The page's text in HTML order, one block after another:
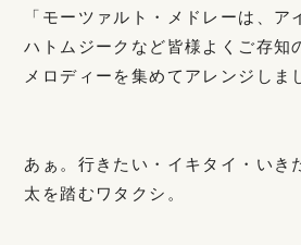
「モーツァルト・メドレーは、ア
ハトムジークなど皆様よくご存知
メロディーを集めてアレンジしま
あぁ。行きたい・イキタイ・い
太を踏むワタクシ。